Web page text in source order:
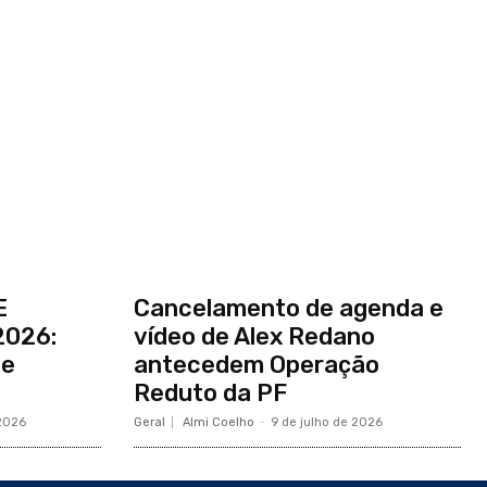
Cancelamento de agenda e
vídeo de Alex Redano
antecedem Operação
Reduto da PF
Geral Almi Coelho - 9 de julho de 2026